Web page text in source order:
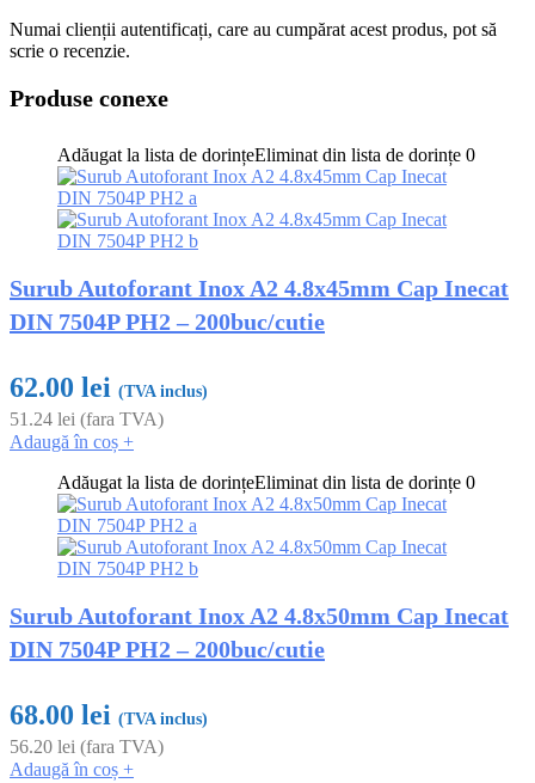
Numai clienții autentificați, care au cumpărat acest produs, pot să
scrie o recenzie.
Produse conexe
Adăugat la lista de dorințeEliminat din lista de dorințe 0
Surub Autoforant Inox A2 4.8x45mm Cap Inecat
DIN 7504P PH2 – 200buc/cutie
62.00 lei (TVA inclus)
51.24 lei (fara TVA)
Adaugă în coș +
Adăugat la lista de dorințeEliminat din lista de dorințe 0
Surub Autoforant Inox A2 4.8x50mm Cap Inecat
DIN 7504P PH2 – 200buc/cutie
68.00 lei (TVA inclus)
56.20 lei (fara TVA)
Adaugă în coș +